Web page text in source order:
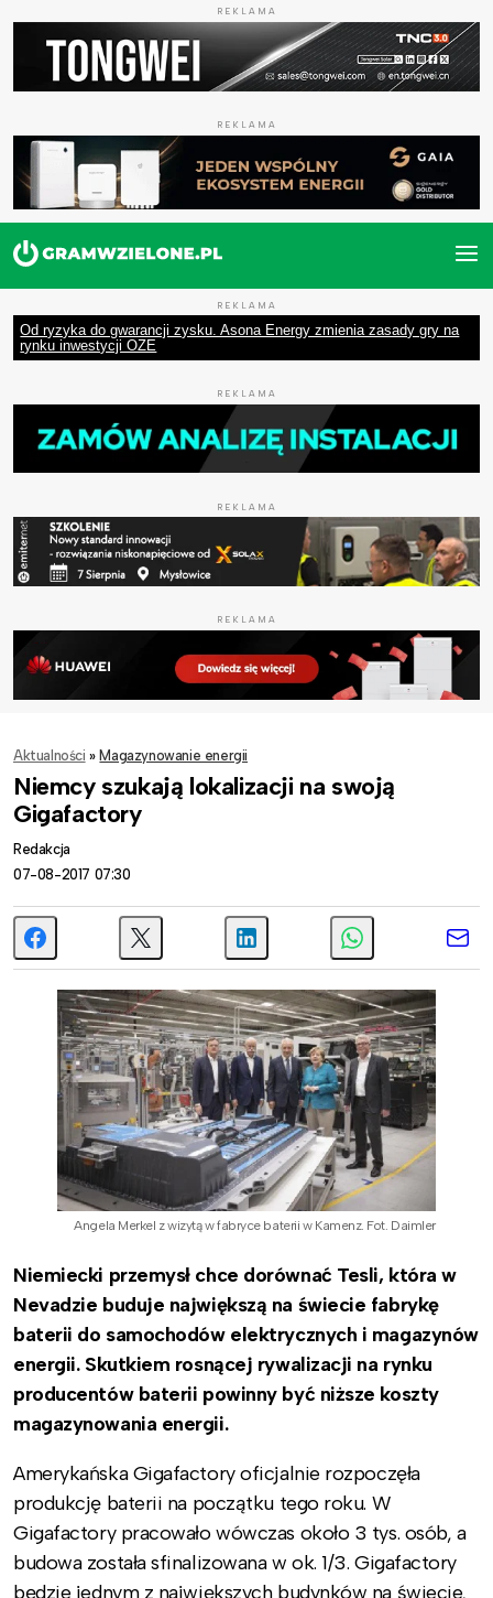
REKLAMA
REKLAMA
REKLAMA
Od ryzyka do gwarancji zysku. Asona Energy zmienia zasady gry na
rynku inwestycji OZE
REKLAMA
REKLAMA
REKLAMA
Aktualności » Magazynowanie energii
Niemcy szukają lokalizacji na swoją
Gigafactory
Redakcja
07-08-2017 07:30
Angela Merkel z wizytą w fabryce baterii w Kamenz. Fot. Daimler
Niemiecki przemysł chce dorównać Tesli, która w
Nevadzie buduje największą na świecie fabrykę
baterii do samochodów elektrycznych i magazynów
energii. Skutkiem rosnącej rywalizacji na rynku
producentów baterii powinny być niższe koszty
magazynowania energii.
Amerykańska Gigafactory oficjalnie rozpoczęła
produkcję baterii na początku tego roku. W
Gigafactory pracowało wówczas około 3 tys. osób, a
budowa została sfinalizowana w ok. 1/3. Gigafactory
będzie jednym z największych budynków na świecie,